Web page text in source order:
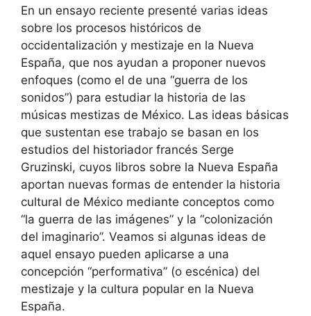
En un ensayo reciente presenté varias ideas
sobre los procesos históricos de
occidentalización y mestizaje en la Nueva
España, que nos ayudan a proponer nuevos
enfoques (como el de una “guerra de los
sonidos”) para estudiar la historia de las
músicas mestizas de México. Las ideas básicas
que sustentan ese trabajo se basan en los
estudios del historiador francés Serge
Gruzinski, cuyos libros sobre la Nueva España
aportan nuevas formas de entender la historia
cultural de México mediante conceptos como
“la guerra de las imágenes” y la “colonización
del imaginario”. Veamos si algunas ideas de
aquel ensayo pueden aplicarse a una
concepción “performativa” (o escénica) del
mestizaje y la cultura popular en la Nueva
España.